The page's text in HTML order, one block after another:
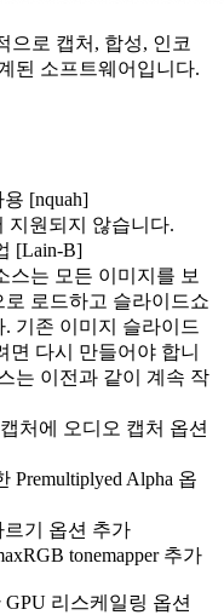
으로 캡처, 합성, 인코
된 소프트웨어입니다.
[nquah]
지원되지 않습니다.
[Lain-B]
스는 모든 이미지를 보
로드하고 슬라이드쇼
기존 이미지 슬라이드
면 다시 만들어야 합니
는 이전과 같이 계속 작
처에 오디오 캡처 옵션
Premultiplyed Alpha 옵
르기 옵션 추가
tonemapper 추가
리스케일링 옵션